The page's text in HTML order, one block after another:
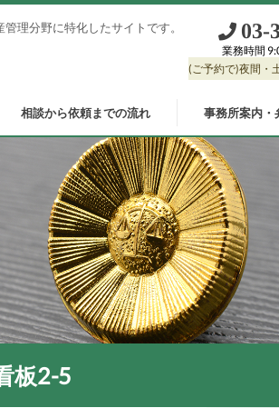
理分野に特化したサイトです。
業務時間
(ご予約で)夜間・
相談から依頼までの流れ 事務所案内・
板2-5